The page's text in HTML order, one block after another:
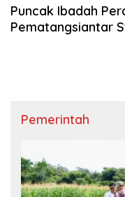
April 20, 2025
Puncak Ibadah
Pematangsiantar
Pemerintah